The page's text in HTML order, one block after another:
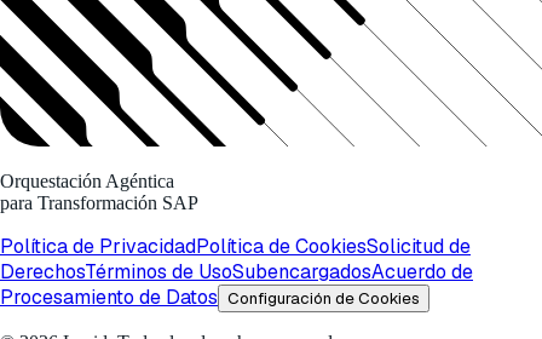
Orquestación Agéntica
para Transformación SAP
Política de PrivacidadPolítica de CookiesSolicitud de
DerechosTérminos de UsoSubencargadosAcuerdo de
Procesamiento de Datos Configuración de Cookies